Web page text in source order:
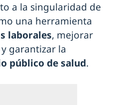
a la singularidad de
una herramienta
laborales, mejorar
garantizar la
público de salud.